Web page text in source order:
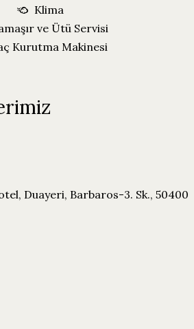
Klima
ve Ütü Servisi
Kurutma Makinesi
Duayeri, Barbaros-3. Sk., 50400